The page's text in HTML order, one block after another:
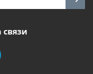
связи